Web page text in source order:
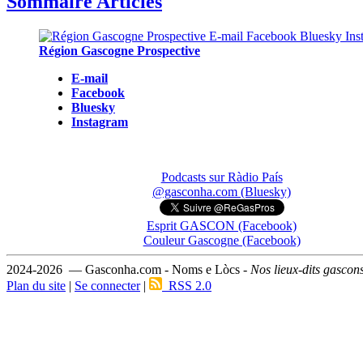
Région Gascogne Prospective
E-mail
Facebook
Bluesky
Instagram
Podcasts sur Ràdio País
@gasconha.com (Bluesky)
Esprit GASCON (Facebook)
Couleur Gascogne (Facebook)
2024-2026 — Gasconha.com - Noms e Lòcs - Nos lieux-dits
Plan du site | Se connecter| RSS 2.0